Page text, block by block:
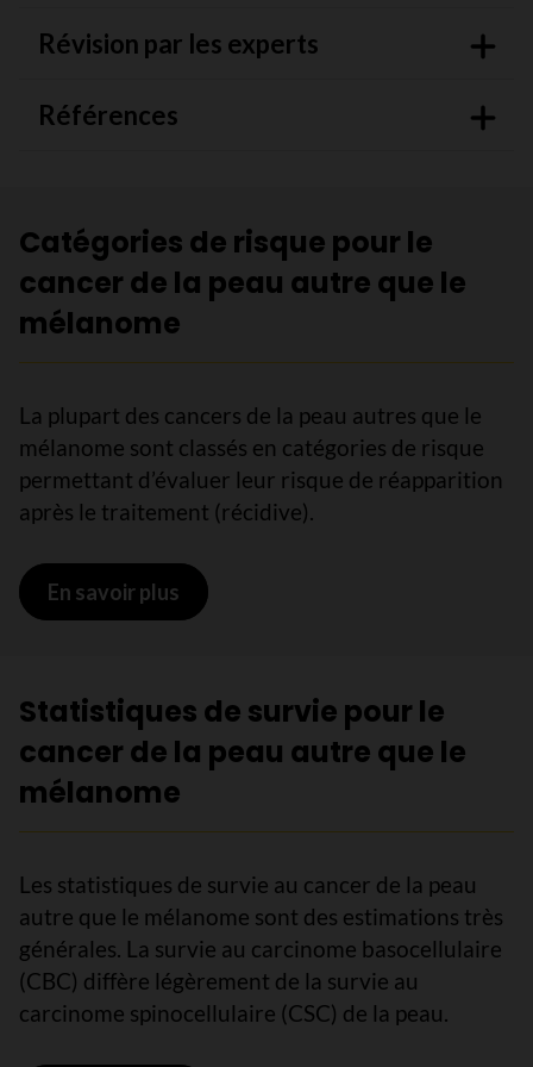
Révision par les experts
Références
Catégories de risque pour le
cancer de la peau autre que le
mélanome
La plupart des cancers de la peau autres que le
mélanome sont classés en catégories de risque
permettant d’évaluer leur risque de réapparition
après le traitement (récidive).
En savoir plus sur Catégories de risque pour le
Statistiques de survie pour le
cancer de la peau autre que le
mélanome
Les statistiques de survie au cancer de la peau
autre que le mélanome sont des estimations très
générales. La survie au carcinome basocellulaire
(CBC) diffère légèrement de la survie au
carcinome spinocellulaire (CSC) de la peau.